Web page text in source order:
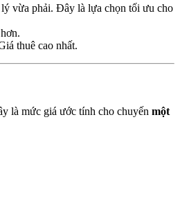
vừa phải. Đây là lựa chọn tối ưu cho
thuê cao nhất.
là mức giá ước tính cho chuyến một